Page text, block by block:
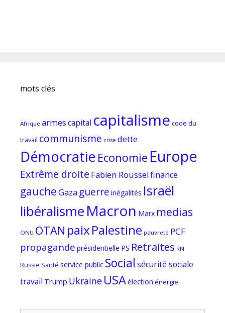
mots clés
Afrique armescapital capitalisme code du
travail communisme crise dette
Démocratie Economie Europe
Extrême droite Fabien Rousselfinance
gaucheGaza guerre inégalités Israël
libéralismeMacron Marx medias
ONU OTAN paixPalestine pauvreté PCF
propagande présidentielle PS Retraites RN
Russie Santé service public Social sécurité sociale
travail Trump Ukraine USAélection énergie